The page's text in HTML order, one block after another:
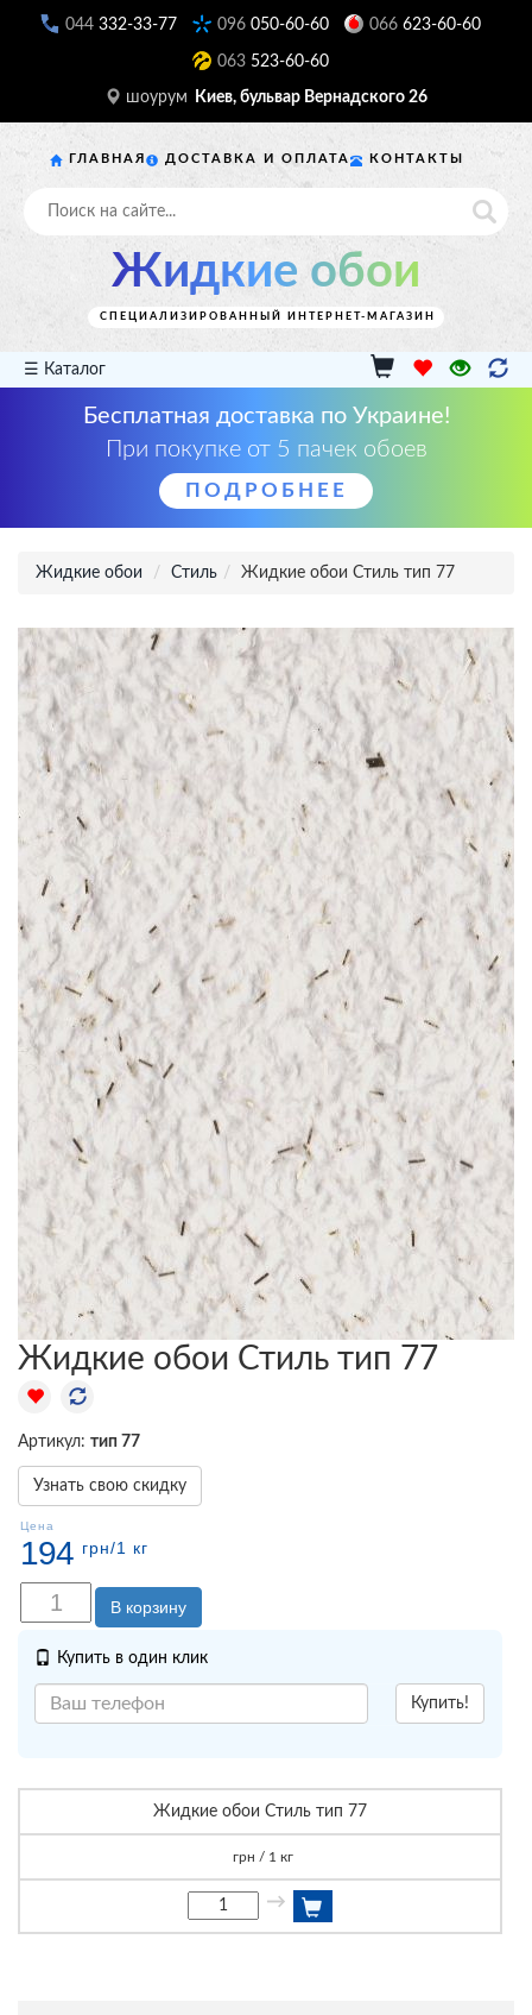
044 332-33-77 096 050-60-60 066 623-60-60
063 523-60-60
шоурум Киев, бульвар Вернадского 26
ГЛАВНАЯ ДОСТАВКА И ОПЛАТА КОНТАКТЫ
Жидкие обои
СПЕЦИАЛИЗИРОВАННЫЙ ИНТЕРНЕТ-МАГАЗИН
☰ Каталог
Бесплатная доставка по Украине!
При покупке от 5 пачек обоев
ПОДРОБНЕЕ
Жидкие обои Стиль Жидкие обои Стиль тип 77
Жидкие обои Стиль тип 77
Артикул: тип 77
Узнать свою скидку
Цена
194 грн/1 кг
В корзину
Купить в один клик
Купить!
Жидкие обои Стиль тип 77
грн / 1 кг
→